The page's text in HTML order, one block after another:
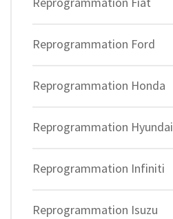
Reprogrammation Ford
Reprogrammation Honda
Reprogrammation Hyundai
Reprogrammation Infiniti
Reprogrammation Isuzu